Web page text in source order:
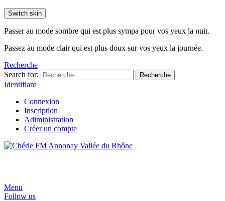
Switch skin
Passer au mode sombre qui est plus sympa pour vos yeux la nuit.
Passez au mode clair qui est plus doux sur vos yeux la journée.
Recherche
Search for:
Recherche
Identifiant
Connexion
Inscription
Adiministration
Créer un compte
Menu
Follow us